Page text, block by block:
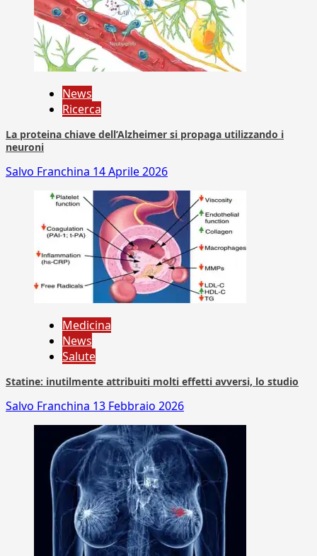
News
Ricerca
La proteina chiave dell’Alzheimer si propaga utilizzando i
neuroni
Salvo Franchina 14 Aprile 2026
Medicina
News
Salute
Statine: inutilmente attribuiti molti effetti avversi, lo studio
Salvo Franchina 13 Febbraio 2026